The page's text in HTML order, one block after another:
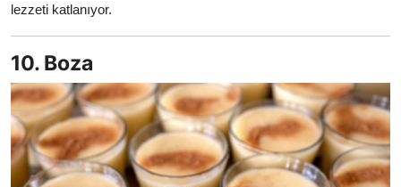
lezzeti katlanıyor.
10. Boza